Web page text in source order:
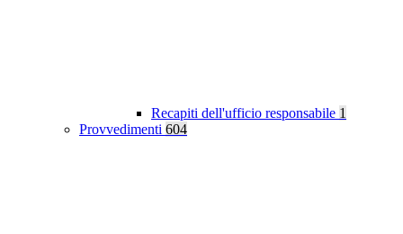
Recapiti dell'ufficio responsabile 1
Provvedimenti 604